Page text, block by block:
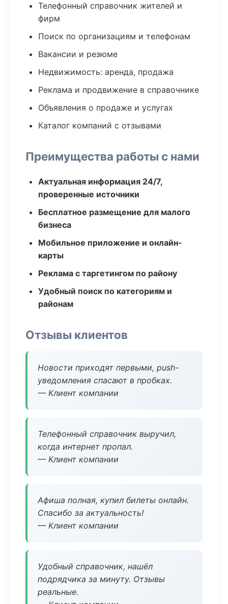
Телефонный справочник жителей и
фирм
Поиск по организациям и телефонам
Вакансии и резюме
Недвижимость: аренда, продажа
Реклама и продвижение в справочнике
Объявления о продаже и услугах
Каталог компаний с отзывами
Преимущества работы с нами
Актуальная информация 24/7,
проверенные источники
Бесплатное размещение для малого
бизнеса
Мобильное приложение и онлайн-
карты
Реклама с таргетингом по району
Удобный поиск по категориям и
районам
Отзывы клиентов
Новости приходят первыми, push-
уведомления спасают в пробках.
— Клиент компании
Телефонный справочник выручил,
когда интернет пропал.
— Клиент компании
Афиша полная, купил билеты онлайн.
Спасибо за актуальность!
— Клиент компании
Удобный справочник, нашёл
подрядчика за минуту. Отзывы
реальные.